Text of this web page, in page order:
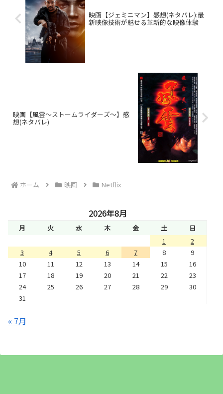
映画【ジェミニマン】感想(ネタバレ):最
新映像技術が魅せる革新的な映像体験
映画【風雲～ストームライダーズ～】感
想(ネタバレ)
ホーム 映画 Netflix
2026年8月
月 火 水 木 金 土
日
1
2
3
4 5 6 7 8
9
10
11 12 13 14 15
16
17
18 19 20 21 22
23
24
25 26 27 28 29
30
31
« 7月